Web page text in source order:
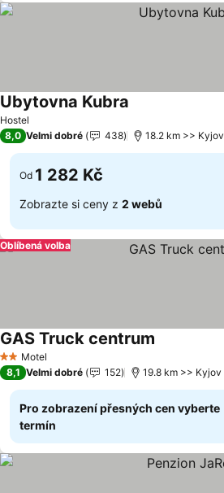
Hostel
Ubytovna Kubra
8,0 Velmi dobré 438 18.2 km >> Kyjov
Od 1 282 Kč
Zobrazte si ceny z 2 webů
Oblíbená volba
2 Počet hvězdiček
Motel
GAS Truck centrum
8,1 Velmi dobré 152 19.8 km >> Kyjov
Pro zobrazení přesných cen vyberte
termín